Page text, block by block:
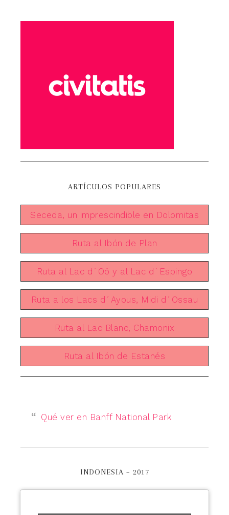
ARTÍCULOS POPULARES
Seceda, un imprescindible en Dolomitas
Ruta al Ibón de Plan
Ruta al Lac d´Oô y al Lac d´Espingo
Ruta a los Lacs d´Ayous, Midi d´Ossau
Ruta al Lac Blanc, Chamonix
Ruta al Ibón de Estanés
Qué ver en Banff National Park
INDONESIA – 2017